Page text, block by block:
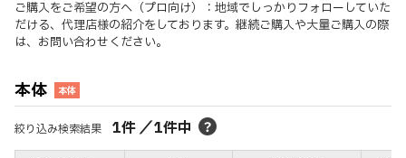
ご購入をご希望の方へ（プロ向け）：地域でしっかりフォローしていた
だける、代理店様の紹介をしております。継続ご購入や大量ご購入の際
は、お問い合わせください。
本体 本体
絞り込み検索結果 1件／1件中